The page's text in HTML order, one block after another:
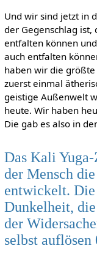
Und wir sind jetzt in
der Gegenschlag ist,
entfalten können
auch entfalten
haben wir die größte
zuerst einmal
geistige Außenwelt
heute. Wir haben
Die gab es also in
Das Kali
der Mensch
entwickelt. Die
Dunkelheit,
der
selbst auflösen